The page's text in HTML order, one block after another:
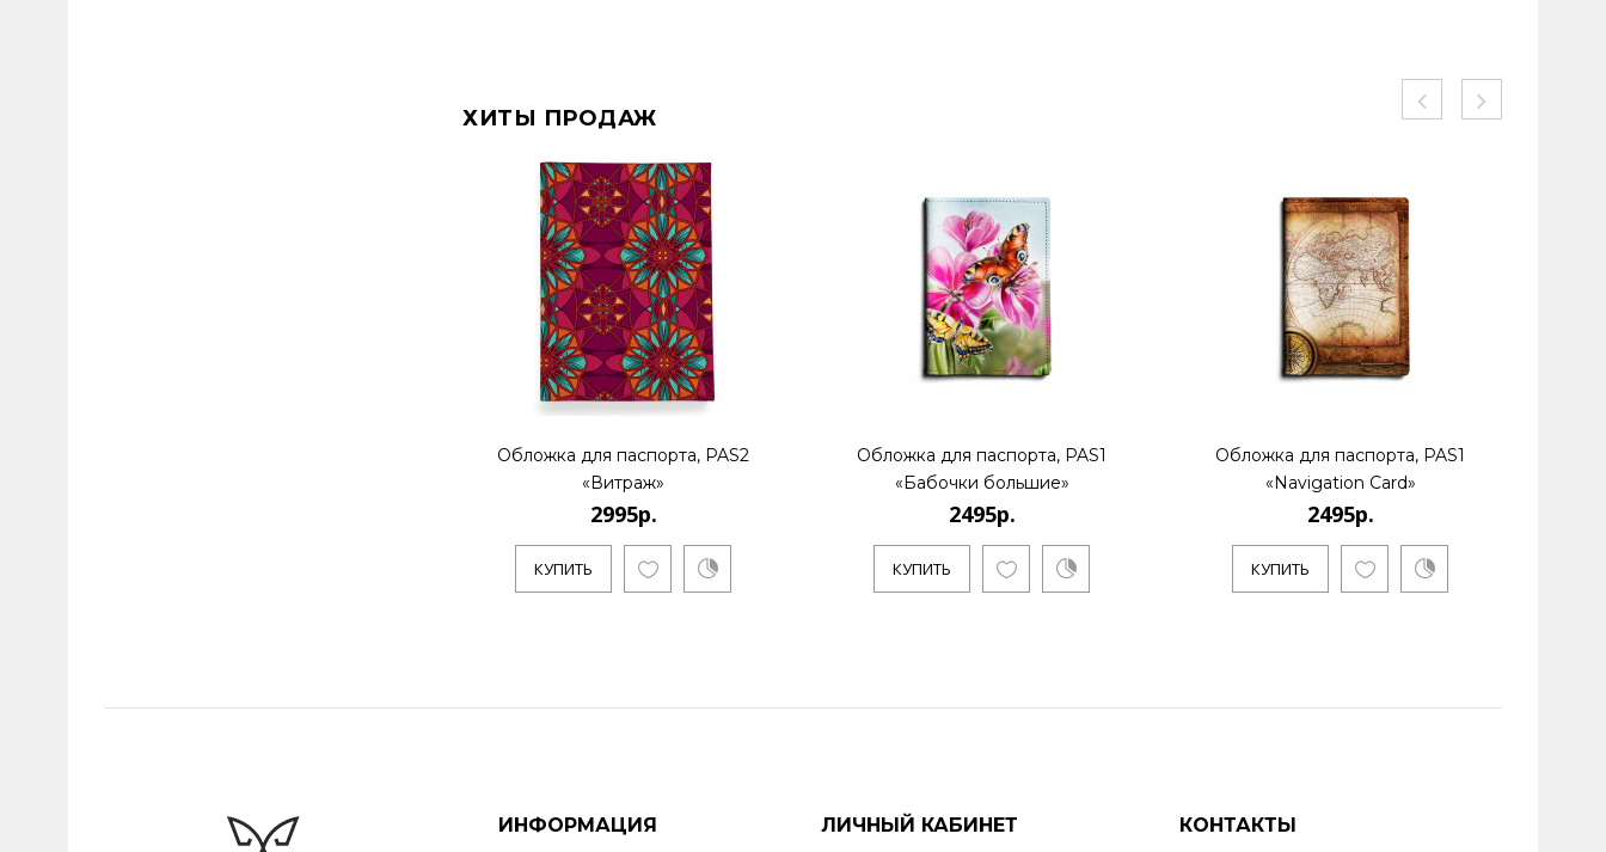
ХИТЫ ПРОДАЖ
Обложка для паспорта, PAS2
«Витраж»
2995р.
КУПИТЬ
Обложка для паспорта, PAS1
«Бабочки большие»
2495р.
КУПИТЬ
Обложка для паспорта, PAS1
«Navigation Card»
2495р.
КУПИТЬ
ИНФОРМАЦИЯ ЛИЧНЫЙ КАБИНЕТ КОНТАКТЫ